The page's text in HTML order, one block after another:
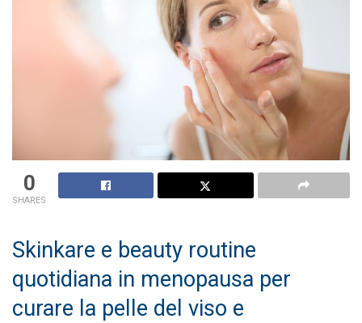
0
SHARES
Skinkare e beauty routine
quotidiana in menopausa per
curare la pelle del viso e